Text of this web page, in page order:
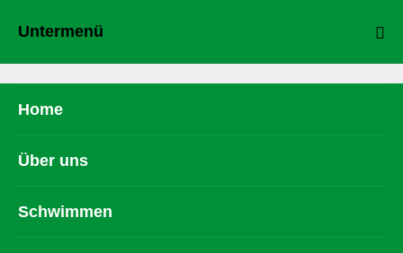
Untermenü
Home
Über uns
Schwimmen